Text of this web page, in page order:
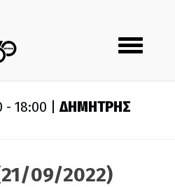
Toggle
navigation
- 18:00 |ΔΗΜΗΤΡΗΣ
09/2022)